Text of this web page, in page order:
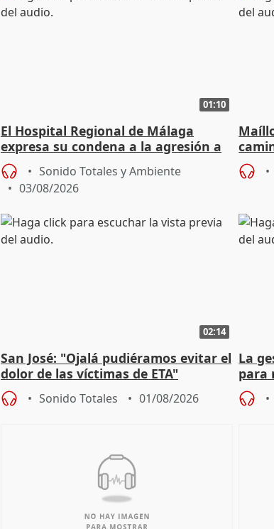
01:10
El Hospital Regional de Málaga
expresa su condena a la agresión a
dos enfermeras de Urgencias
Sonido Totales y Ambiente
03/08/2026
02:14
San José: "Ojalá pudiéramos evitar el
dolor de las víctimas de ETA"
Sonido Totales 01/08/2026
La
para